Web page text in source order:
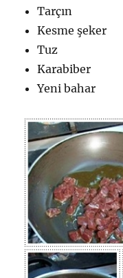
Tarçın
Kesme şeker
Tuz
Karabiber
Yeni bahar